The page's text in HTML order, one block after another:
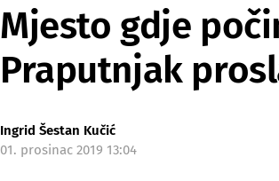
Mjesto gdje
Praputnjak
Ingrid Šestan Kučić
01. prosinac 2019 13:04